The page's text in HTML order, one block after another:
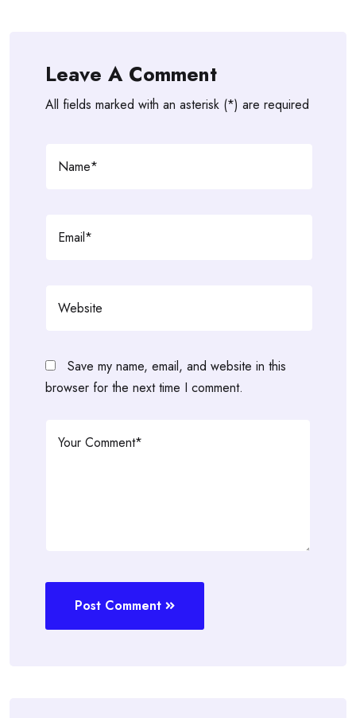
Leave A Comment
All fields marked with an asterisk (*) are required
Save my name, email, and website in this
browser for the next time I comment.
Post Comment